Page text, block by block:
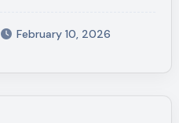
February 10, 2026